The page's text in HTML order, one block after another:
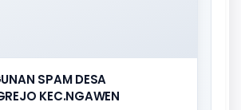
SPAM DESA
KEC.NGAWEN